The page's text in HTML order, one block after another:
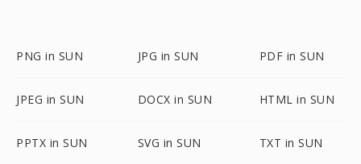
PNG in SUN JPG in SUN PDF in SUN
JPEG in SUN DOCX in SUN HTML in SUN
PPTX in SUN SVG in SUN TXT in SUN